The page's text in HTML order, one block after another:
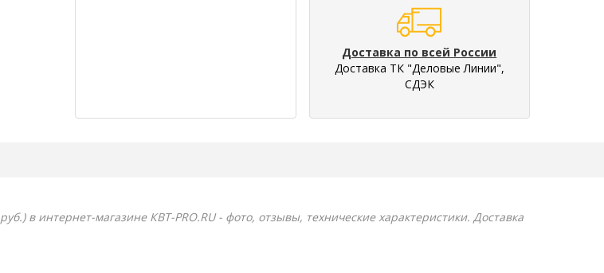
Доставка по всей России
Доставка ТК "Деловые Линии",
СДЭК
в интернет-магазине КВТ-PRO.RU - фото, отзывы, технические характеристики. Доставка